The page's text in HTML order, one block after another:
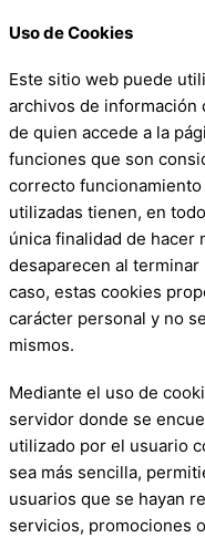
Uso de Cookies
Este sitio web puede
archivos de información
de quien accede a la
funciones que son
correcto
utilizadas tienen, en
única finalidad de hacer
desaparecen al
caso, estas cookies
carácter personal y no
mismos.
Mediante el uso de
servidor donde se
utilizado por el usuario
sea más sencilla,
usuarios que se hayan
servicios, promociones